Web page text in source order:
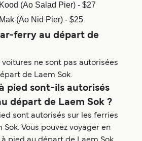
(Ao Salad Pier) - $27
(Ao Nid Pier) - $25
ferry au départ de
voitures ne sont pas autorisées
de Laem Sok.
pied sont-ils autorisés
départ de Laem Sok ?
sont autorisés sur les ferries
Vous pouvez voyager en